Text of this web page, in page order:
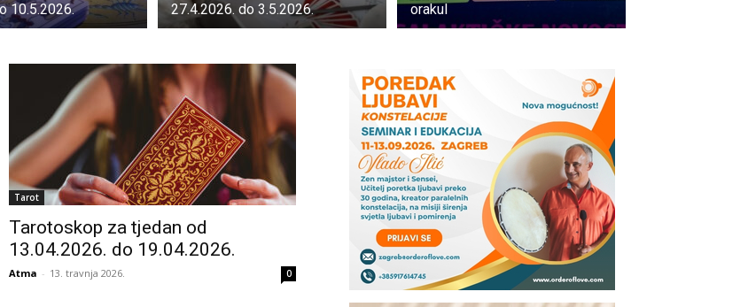
10.5.2026.
27.4.2026. do 3.5.2026.
orakul
Tarot
Tarotoskop za tjedan od
13.04.2026. do 19.04.2026.
Atma - 13. travnja 2026. 0